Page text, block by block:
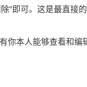
”即可。这是最直接
你本人能够查看和编